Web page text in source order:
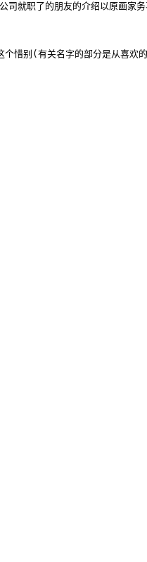
司就职了的朋友的介绍以原
惜别(有关名字的部分是从喜欢